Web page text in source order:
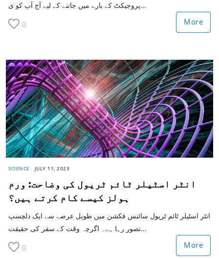
پروجیکٹ کے بارے میں جاننے کے لیے آج آپ کو ی...
0 More
SCIENCE JULY 11, 2023
انٹر اسٹیلر ٹائم ٹریول کی وضاحت: ورم
ہولز کیسے کام کرتے ہیں؟
انٹر اسٹیلر ٹائم ٹریول سائنس فکشن میں طویل عرصے سے ایک دلچسپ
تصور رہا ہے۔ اگرچہ وقت کے سفر کی حقیقت...
0 More